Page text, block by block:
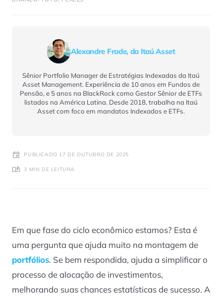
Alexandre Frade, da Itaú Asset
Sênior Portfolio Manager de Estratégias Indexadas da Itaú
Asset Management. Experiência de 10 anos em Fundos de
Pensão, e 5 anos na BlackRock como Gestor Sênior de ETFs
listados na América Latina. Desde 2018, trabalha na Itaú
Asset com foco em mandatos Indexados e ETFs.
PUBLICADO 17 DE OUTUBRO DE 2025
3 MIN DE LEITURA
Em que fase do ciclo econômico estamos? Esta é
uma pergunta que ajuda muito na montagem de
portfólios. Se bem respondida, ajuda a simplificar o
processo de alocação de investimentos,
melhorando suas chances estatísticas de sucesso. A